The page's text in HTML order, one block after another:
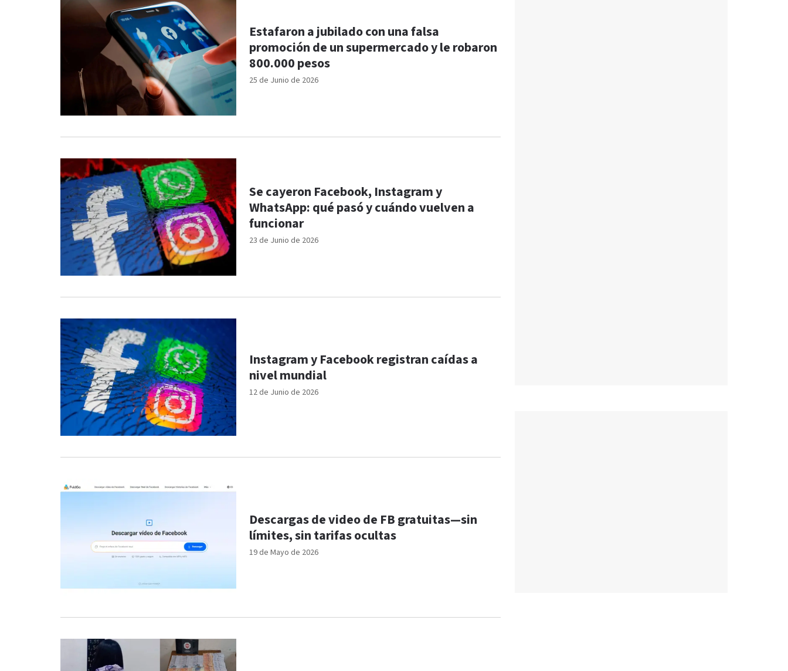
25 de Junio de 2026
Estafaron a jubilado con una falsa
promoción de un supermercado y le robaron
800.000 pesos
23 de Junio de 2026
Se cayeron Facebook, Instagram y
WhatsApp: qué pasó y cuándo vuelven a
funcionar
12 de Junio de 2026
Instagram y Facebook registran caídas a
nivel mundial
19 de Mayo de 2026
Descargas de video de FB gratuitas—sin
límites, sin tarifas ocultas